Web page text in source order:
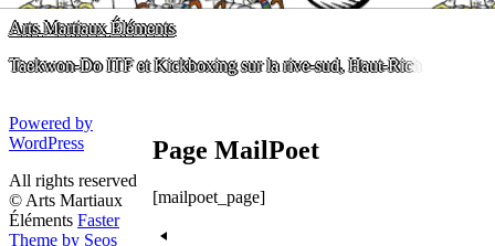
Arts Martiaux Éléments
Taekwon-Do ITF et Kickboxing sur la rive-sud, Haut-Rich
Page MailPoet
[mailpoet_page]
Powered by
WordPress
All rights reserved
© Arts Martiaux
Éléments Faster
Theme by Seos